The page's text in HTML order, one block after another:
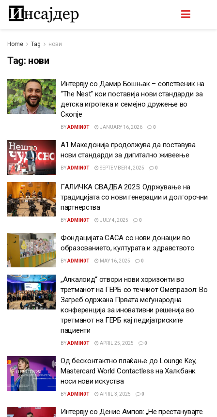
Home Tag нови
Tag: нови
Интервју со Дамир Бошњак – сопственик на
“The Nest” кои поставија нови стандарди за
детска игротека и семејно дружење во
Скопје
BYADMIN0T JANUARY 16, 2026 0
А1 Македонија продолжува да поставува
нови стандарди за дигитално живеење
BYADMIN0T SEPTEMBER 4, 2025 0
ГАЛИЧКА СВАДБА 2025: Одржување на
традицијата со нови генерации и долгорочни
партнерства
BYADMIN0T JULY 4, 2025 0
Фондацијата САСА со нови донации во
образованието, културата и здравството
BYADMIN0T MAY 16, 2025 0
„Алкалоид“ отвори нови хоризонти во
третманот на ГЕРБ со течниот Омепразол: Во
Загреб одржана Првата меѓународна
конференција за иновативни решенија во
третманот на ГЕРБ кај педијатриските
пациенти
BYADMIN0T APRIL 25, 2025 0
Од бесконтактно плаќање до Lounge Key,
Mastercard World Contactless на Халкбанк
носи нови искуства
BYADMIN0T APRIL 3, 2025 0
Интервју со Денис Ампов: „Не престанувајте